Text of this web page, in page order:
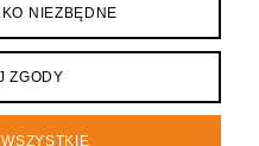
NIEZBĘDNE
ZGODY